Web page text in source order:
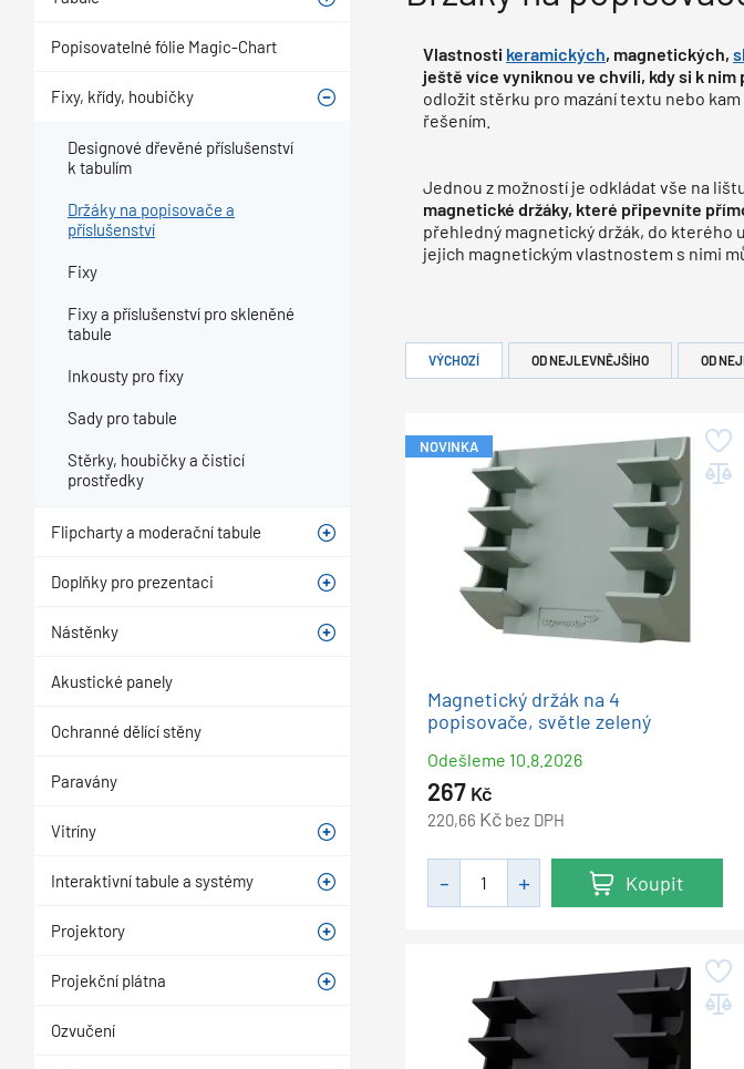
Popisovatelné fólie Magic-Chart
Fixy, křídy, houbičky
Designové dřevěné příslušenství
k tabulím
Držáky na popisovače a
příslušenství
Fixy
Fixy a příslušenství pro skleněné
tabule
Inkousty pro fixy
Sady pro tabule
Stěrky, houbičky a čisticí
prostředky
Flipcharty a moderační tabule
Doplňky pro prezentaci
Nástěnky
Akustické panely
Ochranné dělící stěny
Paravány
Vitríny
Interaktivní tabule a systémy
Projektory
Projekční plátna
Ozvučení
Vlastnosti keramických, magnetických,
ještě více vyniknou ve chvíli, kdy si k
odložit stěrku pro mazání textu nebo
řešením.
Jednou z možností je odkládat vše na
magnetické držáky, které připevníte
přehledný magnetický držák, do kterého
jejich magnetickým vlastnostem s nimi
VÝCHOZÍ OD NEJLEVNĚJŠÍHO OD
NOVINKA
Magnetický držák na 4
popisovače, světle zelený
Odešleme 10.8.2026
267 Kč
220,66 Kč bez DPH
Koupit